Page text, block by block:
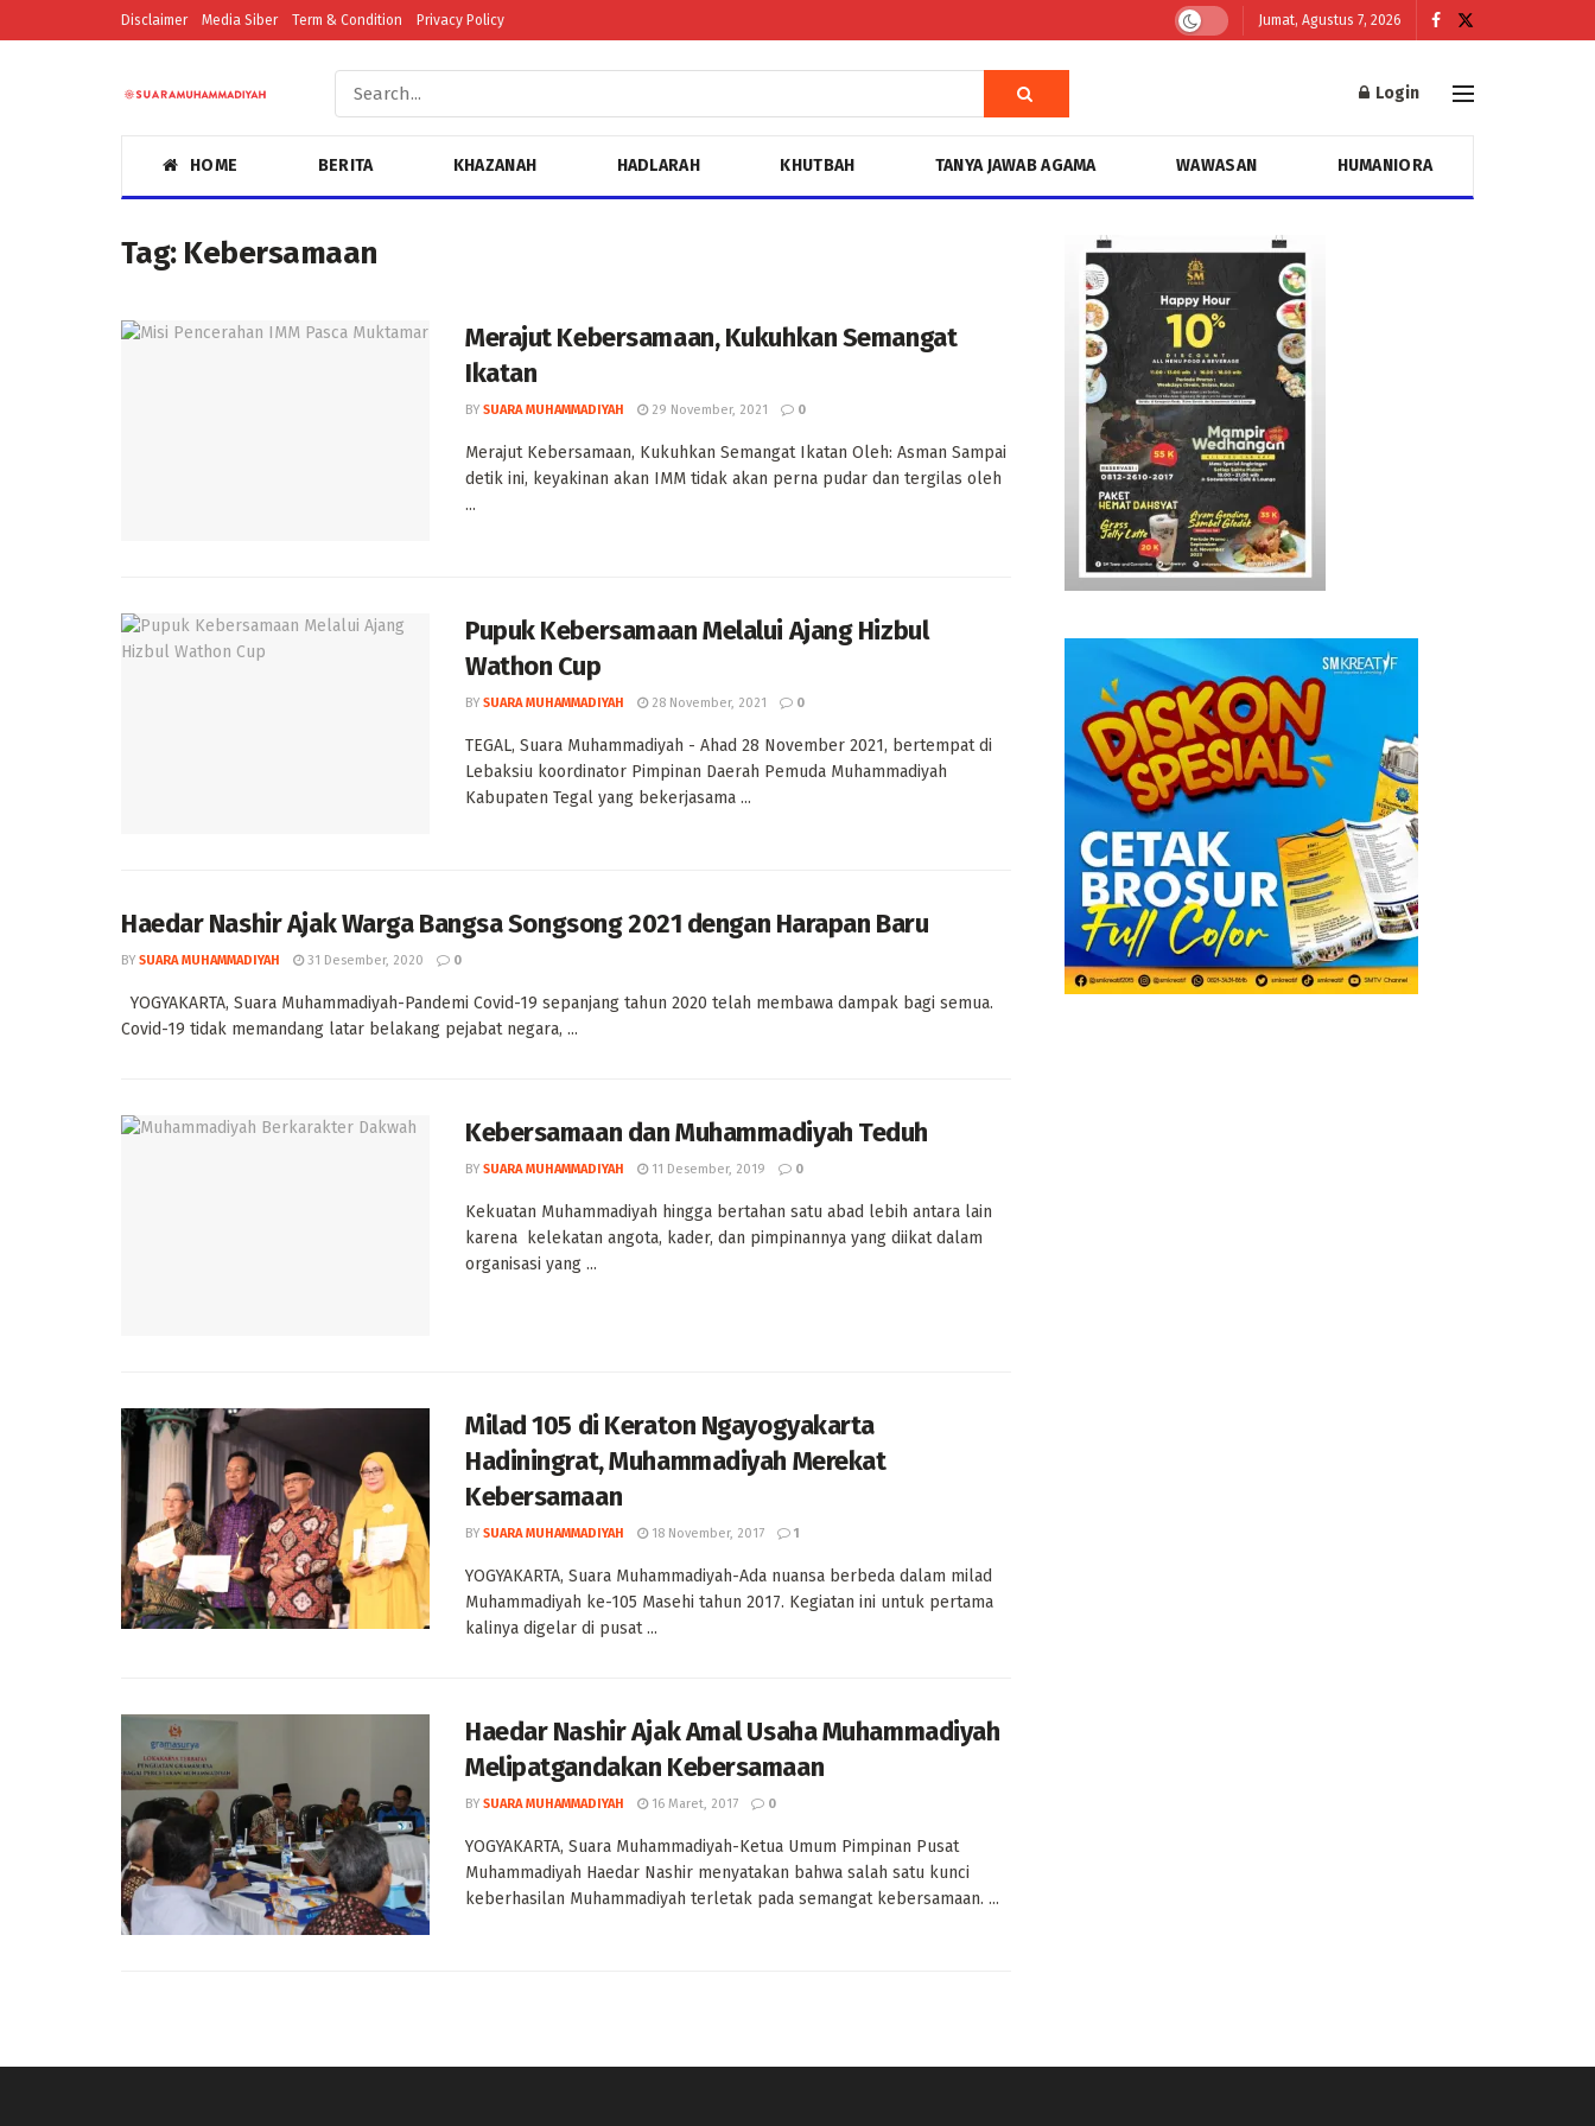
Disclaimer Media Siber Term & Condition Privacy Policy Jumat, Agustus 7, 2026
Login
HOME BERITA KHAZANAH HADLARAH KHUTBAH TANYA JAWAB AGAMA WAWASAN HUMANIORA
Tag: Kebersamaan
Merajut Kebersamaan, Kukuhkan Semangat
Ikatan
BY SUARA MUHAMMADIYAH 29 November, 2021 0
Merajut Kebersamaan, Kukuhkan Semangat Ikatan Oleh: Asman Sampai
detik ini, keyakinan akan IMM tidak akan perna pudar dan tergilas oleh
...
Pupuk Kebersamaan Melalui Ajang Hizbul
Wathon Cup
BY SUARA MUHAMMADIYAH 28 November, 2021 0
TEGAL, Suara Muhammadiyah - Ahad 28 November 2021, bertempat di
Lebaksiu koordinator Pimpinan Daerah Pemuda Muhammadiyah
Kabupaten Tegal yang bekerjasama ...
Haedar Nashir Ajak Warga Bangsa Songsong 2021 dengan Harapan Baru
BY SUARA MUHAMMADIYAH 31 Desember, 2020 0
YOGYAKARTA, Suara Muhammadiyah-Pandemi Covid-19 sepanjang tahun 2020 telah membawa dampak bagi semua.
Covid-19 tidak memandang latar belakang pejabat negara, ...
Kebersamaan dan Muhammadiyah Teduh
BY SUARA MUHAMMADIYAH 11 Desember, 2019 0
Kekuatan Muhammadiyah hingga bertahan satu abad lebih antara lain
karena kelekatan angota, kader, dan pimpinannya yang diikat dalam
organisasi yang ...
Milad 105 di Keraton Ngayogyakarta
Hadiningrat, Muhammadiyah Merekat
Kebersamaan
BY SUARA MUHAMMADIYAH 18 November, 2017 1
YOGYAKARTA, Suara Muhammadiyah-Ada nuansa berbeda dalam milad
Muhammadiyah ke-105 Masehi tahun 2017. Kegiatan ini untuk pertama
kalinya digelar di pusat ...
Haedar Nashir Ajak Amal Usaha Muhammadiyah
Melipatgandakan Kebersamaan
BY SUARA MUHAMMADIYAH 16 Maret, 2017 0
YOGYAKARTA, Suara Muhammadiyah-Ketua Umum Pimpinan Pusat
Muhammadiyah Haedar Nashir menyatakan bahwa salah satu kunci
keberhasilan Muhammadiyah terletak pada semangat kebersamaan. ...